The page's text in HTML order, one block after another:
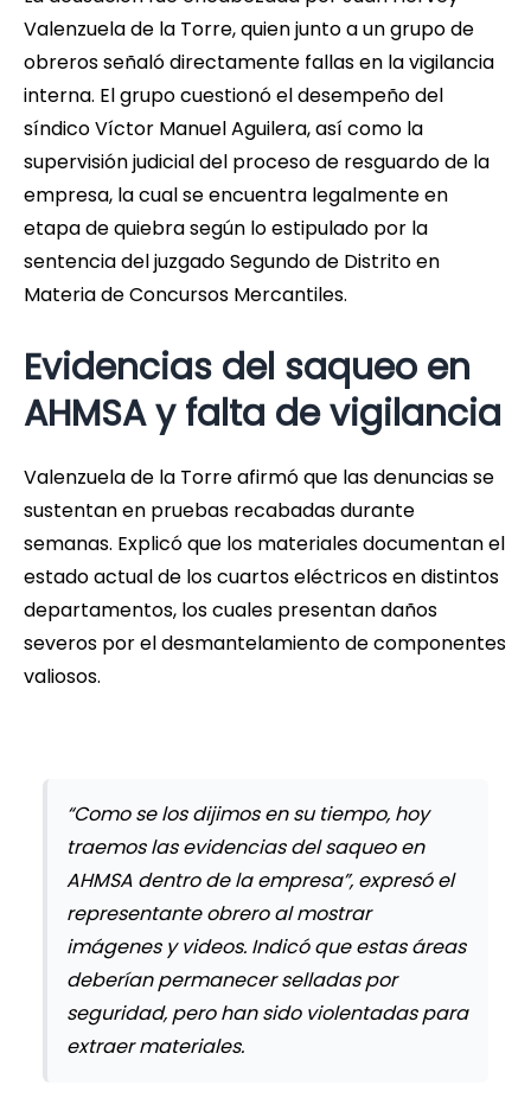
Valenzuela de la Torre, quien junto a un grupo de
obreros señaló directamente fallas en la vigilancia
interna. El grupo cuestionó el desempeño del
síndico Víctor Manuel Aguilera, así como la
supervisión judicial del proceso de resguardo de la
empresa, la cual se encuentra legalmente en
etapa de quiebra según lo estipulado por la
sentencia del juzgado Segundo de Distrito en
Materia de Concursos Mercantiles.
Evidencias del saqueo en
AHMSA y falta de vigilancia
Valenzuela de la Torre afirmó que las denuncias se
sustentan en pruebas recabadas durante
semanas. Explicó que los materiales documentan el
estado actual de los cuartos eléctricos en distintos
departamentos, los cuales presentan daños
severos por el desmantelamiento de componentes
valiosos.
“Como se los dijimos en su tiempo, hoy
traemos las evidencias del saqueo en
AHMSA dentro de la empresa”, expresó el
representante obrero al mostrar
imágenes y videos. Indicó que estas áreas
deberían permanecer selladas por
seguridad, pero han sido violentadas para
extraer materiales.